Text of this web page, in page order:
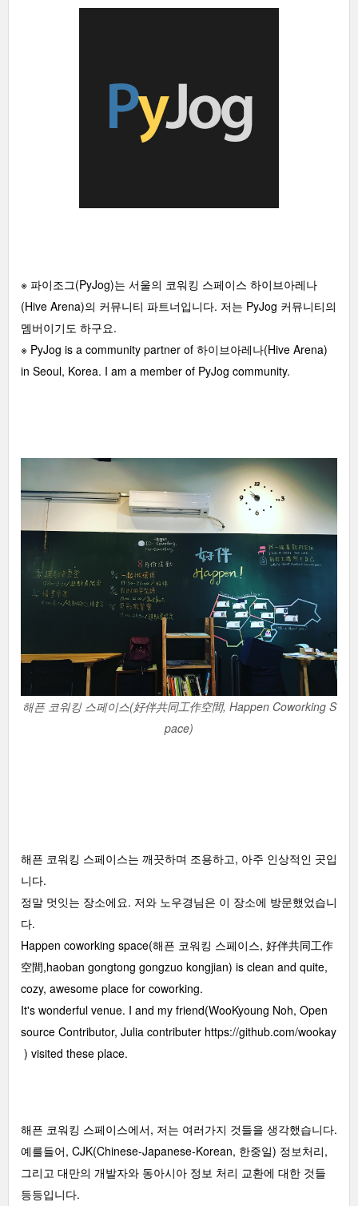
※ 파이조그(PyJog)는 서울의 코워킹 스페이스 하이브아레나
(Hive Arena)의 커뮤니티 파트너입니다. 저는 PyJog 커뮤니티의
멤버이기도 하구요.
※ PyJog is a community partner of 하이브아레나(Hive Arena)
in Seoul, Korea. I am a member of PyJog community.
해픈 코워킹 스페이스(好伴共同工作空間, Happen Coworking S
pace)
해픈 코워킹 스페이스는 깨끗하며 조용하고, 아주 인상적인 곳입
니다.
정말 멋잇는 장소에요. 저와 노우경님은 이 장소에 방문했었습니
다.
Happen coworking space(해픈 코워킹 스페이스, 好伴共同工作
空間,haoban gongtong gongzuo kongjian) is clean and quite,
cozy, awesome place for coworking.
It's wonderful venue. I and my friend(WooKyoung Noh, Open
source Contributor, Julia contributer https://github.com/wookay
) visited these place.
해픈 코워킹 스페이스에서, 저는 여러가지 것들을 생각했습니다.
예를들어, CJK(Chinese-Japanese-Korean, 한중일) 정보처리,
그리고 대만의 개발자와 동아시아 정보 처리 교환에 대한 것들
등등입니다.